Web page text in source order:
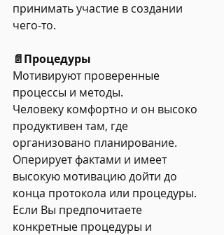
принимать участие в создании
чего-то.
📄Процедуры
Мотивируют проверенные
процессы и методы.
Человеку комфортно и он высоко
продуктивен там, где
организовано планирование.
Оперирует фактами и имеет
высокую мотивацию дойти до
конца протокола или процедуры.
Если Вы предпочитаете
конкретные процедуры и